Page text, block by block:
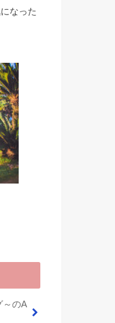
なった
～のA